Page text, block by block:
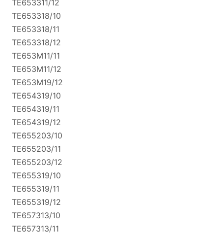
TE653311/12
TE653318/10
TE653318/11
TE653318/12
TE653M11/11
TE653M11/12
TE653M19/12
TE654319/10
TE654319/11
TE654319/12
TE655203/10
TE655203/11
TE655203/12
TE655319/10
TE655319/11
TE655319/12
TE657313/10
TE657313/11